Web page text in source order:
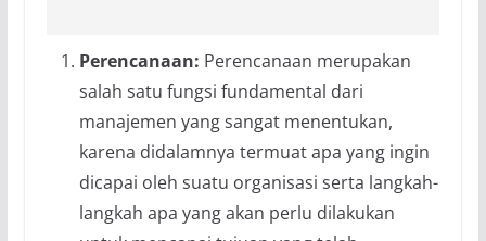
Perencanaan: Perencanaan merupakan
salah satu fungsi fundamental dari
manajemen yang sangat menentukan,
karena didalamnya termuat apa yang ingin
dicapai oleh suatu organisasi serta langkah-
langkah apa yang akan perlu dilakukan